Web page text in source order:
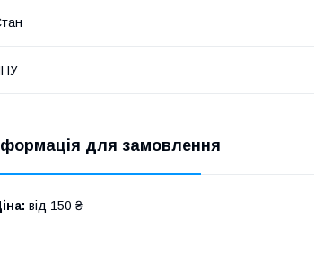
для замовлення
від 150 ₴